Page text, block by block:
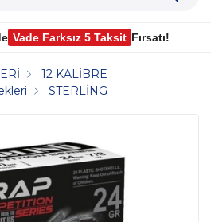
Vade Farksız 5 Taksit Fırsatı!
12 KALİBRE
STERLİNG